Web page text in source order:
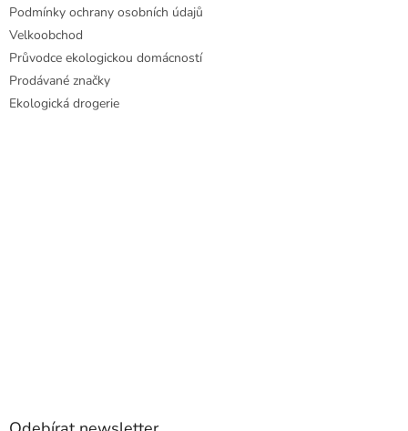
Podmínky ochrany osobních údajů
Velkoobchod
Průvodce ekologickou domácností
Prodávané značky
Ekologická drogerie